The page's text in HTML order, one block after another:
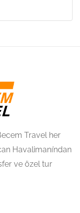
Travel her
Havalimanı’ndan
ve özel tur